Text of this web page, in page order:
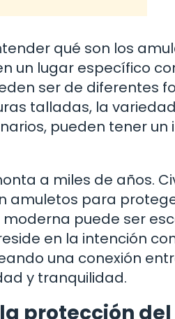
qué son los
un lugar específico
ser de diferentes
talladas, la
pueden tener
a miles de años.
amuletos para
puede ser
en la intención
una conexión
y tranquilidad.
protección